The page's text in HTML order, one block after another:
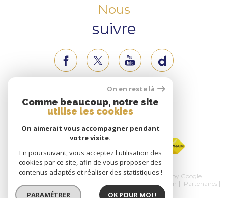
Nous
suivre
Nous
adhérons
© 2026 | Tous droits réservés | Traduction powered by Google |
Nos honoraires
Plan du site Mentions légales Admin
Partenaires
Politique RGPD
Cookies
On en reste là
Comme beaucoup, notre site
utilise les cookies
On aimerait vous accompagner pendant
votre visite.
En poursuivant, vous acceptez l'utilisation des
cookies par ce site, afin de vous proposer des
contenus adaptés et réaliser des statistiques !
PARAMÉTRER OK POUR MOI !